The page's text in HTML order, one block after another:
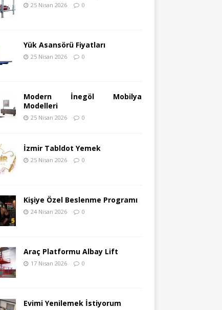
25 Nisan 2026 0
Yük Asansörü Fiyatları
25 Nisan 2026 0
Modern İnegöl Mobilya
Modelleri
25 Nisan 2026 0
İzmir Tabldot Yemek
25 Nisan 2026 0
Kişiye Özel Beslenme Programı
24 Nisan 2026 0
Araç Platformu Albay Lift
17 Nisan 2026 0
Evimi Yenilemek İstiyorum